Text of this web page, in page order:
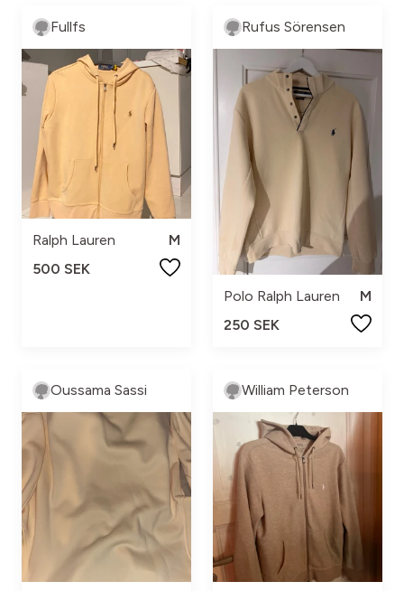
Fullfs
Ralph Lauren
M
500 SEK
Rufus Sörensen
Polo Ralph Lauren
M
250 SEK
Oussama Sassi William Peterson